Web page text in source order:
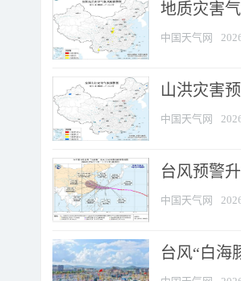
地质灾害
中国天气网
山洪灾害
中国天气网
台风预警
中国天气网
台风“白海